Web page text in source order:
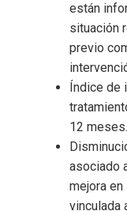
están
situación
previo
Índice de
12 meses.
asociado
mejora
vinculada